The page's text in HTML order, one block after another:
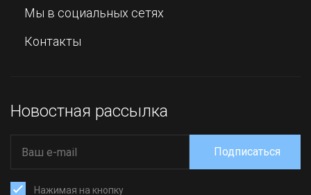
Мы в социальных сетях
Контакты
Новостная рассылка
Нажимая на кнопку
Подписаться